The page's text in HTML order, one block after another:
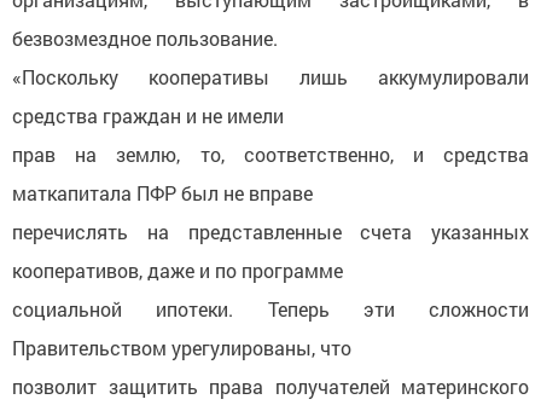
безвозмездное пользование.
«Поскольку кооперативы лишь аккумулировали
средства граждан и не имели
прав на землю, то, соответственно, и средства
маткапитала ПФР был не вправе
перечислять на представленные счета указанных
кооперативов, даже и по программе
социальной ипотеки. Теперь эти сложности
Правительством урегулированы, что
позволит защитить права получателей материнского